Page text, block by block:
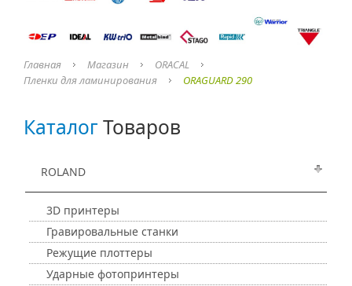
Главная Магазин
ORACAL
Пленки для ламинирования
ORAGUARD 290
КаталогТоваров
ROLAND
3D принтеры
Гравировальные станки
Режущие плоттеры
Ударные фотопринтеры